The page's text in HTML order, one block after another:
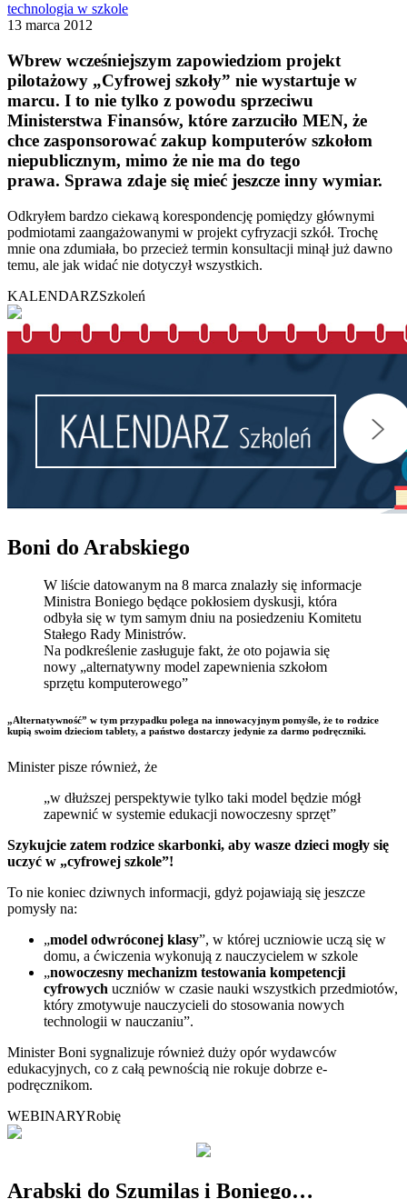
technologia w szkole
13 marca 2012
Wbrew wcześniejszym zapowiedziom projekt
pilotażowy „Cyfrowej szkoły” nie wystartuje w
marcu. I to nie tylko z powodu sprzeciwu
Ministerstwa Finansów, które zarzuciło MEN, że
chce zasponsorować zakup komputerów szkołom
niepublicznym, mimo że nie ma do tego
prawa. Sprawa zdaje się mieć jeszcze inny wymiar.
Odkryłem bardzo ciekawą korespondencję pomiędzy głównymi
podmiotami zaangażowanymi w projekt cyfryzacji szkół. Trochę
mnie ona zdumiała, bo przecież termin konsultacji minął już dawno
temu, ale jak widać nie dotyczył wszystkich.
KALENDARZSzkoleń
Boni do Arabskiego
W liście datowanym na 8 marca znalazły się informacje
Ministra Boniego będące pokłosiem dyskusji, która
odbyła się w tym samym dniu na posiedzeniu Komitetu
Stałego Rady Ministrów.
Na podkreślenie zasługuje fakt, że oto pojawia się
nowy „alternatywny model zapewnienia szkołom
sprzętu komputerowego”
„Alternatywność” w tym przypadku polega na innowacyjnym pomyśle, że to rodzice
kupią swoim dzieciom tablety, a państwo dostarczy jedynie za darmo podręczniki.
Minister pisze również, że
„w dłuższej perspektywie tylko taki model będzie mógł
zapewnić w systemie edukacji nowoczesny sprzęt”
Szykujcie zatem rodzice skarbonki, aby wasze dzieci mogły się
uczyć w „cyfrowej szkole”!
To nie koniec dziwnych informacji, gdyż pojawiają się jeszcze
pomysły na:
„model odwróconej klasy”, w której uczniowie uczą się w
domu, a ćwiczenia wykonują z nauczycielem w szkole
„nowoczesny mechanizm testowania kompetencji
cyfrowych uczniów w czasie nauki wszystkich przedmiotów,
który zmotywuje nauczycieli do stosowania nowych
technologii w nauczaniu”.
Minister Boni sygnalizuje również duży opór wydawców
edukacyjnych, co z całą pewnością nie rokuje dobrze e-
podręcznikom.
WEBINARYRobię
Arabski do Szumilas i Boniego…